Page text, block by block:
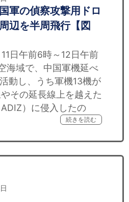
軍の偵察攻撃用ドロ
辺を半周飛行【図
日午前6時～12日午前
海域で、中国軍機延べ
動し、うち軍機13機が
その延長線上を越えた
）に侵入したの
続きを読む